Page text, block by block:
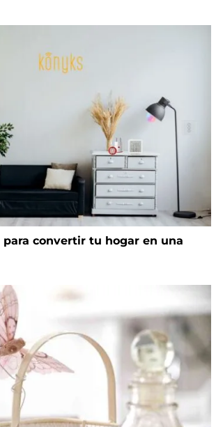
para convertir tu hogar en una